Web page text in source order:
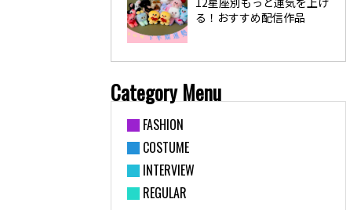
る！おすすめ配信作品
Category Menu
FASHION
COSTUME
INTERVIEW
REGULAR